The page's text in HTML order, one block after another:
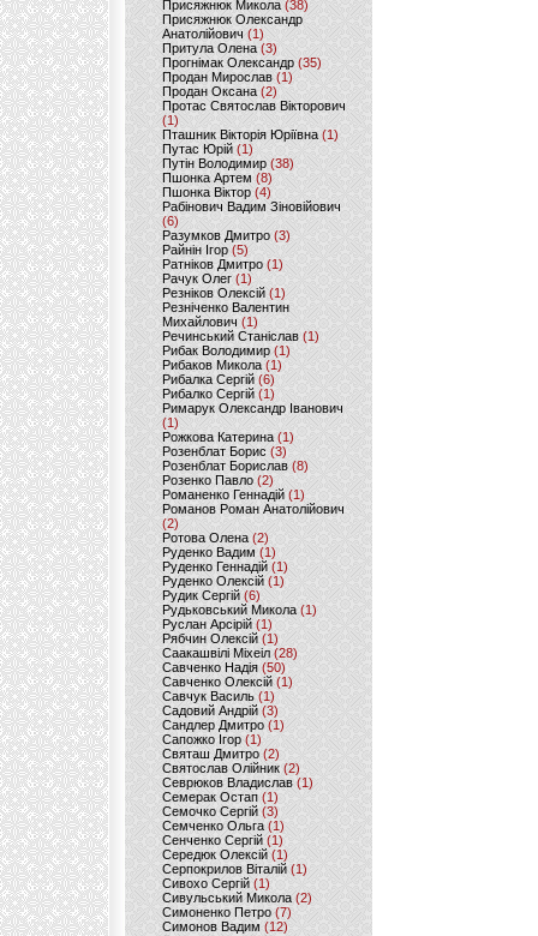
Присяжнюк Микола (38)
Присяжнюк Олександр
Анатолійович (1)
Притула Олена (3)
Прогнімак Олександр(35)
Продан Мирослав(1)
Продан Оксана (2)
Протас Святослав Вікторович
(1)
Пташник Вікторія Юріївна (1)
Путас Юрій (1)
Путін Володимир(38)
Пшонка Артем (8)
Пшонка Віктор(4)
Рабінович Вадим Зіновійович
(6)
Разумков Дмитро (3)
Райнін Ігор(5)
Ратніков Дмитро (1)
Рачук Олег (1)
Резніков Олексій(1)
Резніченко Валентин
Михайлович (1)
Речинський Станіслав (1)
Рибак Володимир(1)
Рибаков Микола(1)
Рибалка Сергій (6)
Рибалко Сергій (1)
Римарук Олександр Іванович
(1)
Рожкова Катерина(1)
Розенблат Борис (3)
Розенблат Борислав (8)
Розенко Павло (2)
Романенко Геннадій (1)
Романов Роман Анатолійович
(2)
Ротова Олена(2)
Руденко Вадим (1)
Руденко Геннадій (1)
Руденко Олексій(1)
Рудик Сергій(6)
Рудьковський Микола (1)
Руслан Арсірій(1)
Рябчин Олексій (1)
Саакашвілі Міхеіл(28)
Савченко Надія (50)
Савченко Олексій(1)
Савчук Василь (1)
Садовий Андрій (3)
Сандлер Дмитро(1)
Сапожко Ігор(1)
Святаш Дмитро (2)
Святослав Олійник (2)
Севрюков Владислав (1)
Семерак Остап (1)
Семочко Сергій (3)
Семченко Ольга (1)
Сенченко Сергій(1)
Середюк Олексій(1)
Серпокрилов Віталій(1)
Сивохо Сергій(1)
Сивульський Микола(2)
Симоненко Петро(7)
Симонов Вадим (12)